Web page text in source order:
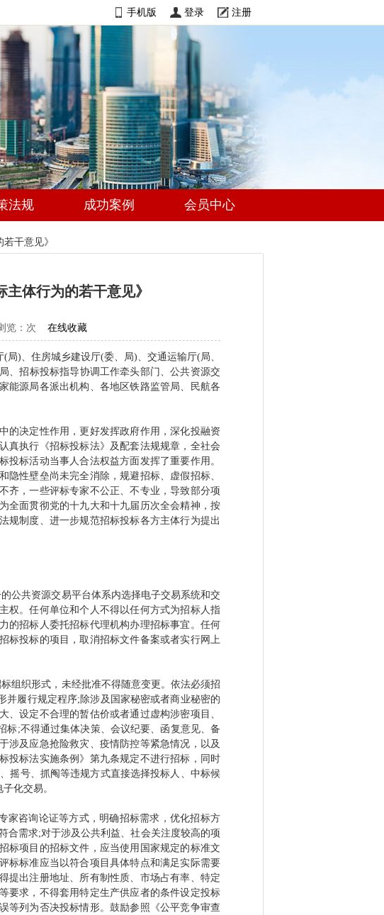
手机版 登录 注册
法规 成功案例 会员中心
干意见》
体行为的若干意见》
： 次 在线收藏
)、住房城乡建设厅(委、局)、交通运输厅(局、
、招标投标指导协调工作牵头部门、公共资源交
能源局各派出机构、各地区铁路监管局、民航各
决定性作用，更好发挥政府作用，深化投融资
真执行《招标投标法》及配套法规规章，全社会
标活动当事人合法权益方面发挥了重要作用。
性壁垒尚未完全消除，规避招标、虚假招标、
齐，一些评标专家不公正、不专业，导致部分项
全面贯彻党的十九大和十九届历次全会精神，按
规制度、进一步规范招标投标各方主体行为提出
共资源交易平台体系内选择电子交易系统和交
权。任何单位和个人不得以任何方式为招标人指
的招标人委托招标代理机构办理招标事宜。任何
标投标的项目，取消招标文件备案或者实行网上
织形式，未经批准不得随意变更。依法必须招
并履行规定程序;除涉及国家秘密或者商业秘密的
设定不合理的暂估价或者通过虚构涉密项目、
标;不得通过集体决策、会议纪要、函复意见、备
涉及应急抢险救灾、疫情防控等紧急情况，以及
投标法实施条例》第九条规定不进行招标，同时
摇号、抓阄等违规方式直接选择投标人、中标候
化交易。
咨询论证等方式，明确招标需求，优化招标方
合需求;对于涉及公共利益、社会关注度较高的项
标项目的招标文件，应当使用国家规定的标准文
标标准应当以符合项目具体特点和满足实际需要
提出注册地址、所有制性质、市场占有率、特定
要求，不得套用特定生产供应者的条件设定投标
等列为否决投标情形。鼓励参照《公平竞争审查